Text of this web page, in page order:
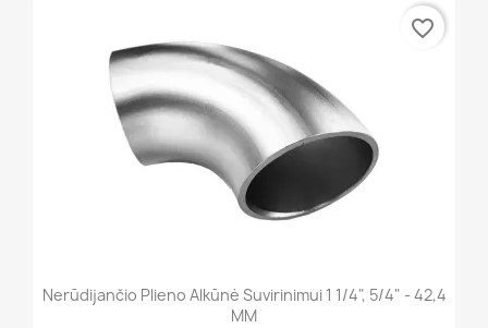
Nerūdijančio Plieno Alkūnė Suvirinimui 1 1/4", 5/4" - 42,4
MM
favorite_border